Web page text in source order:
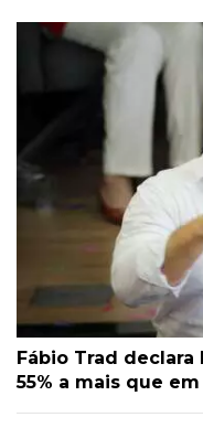
Fábio Trad declara
55% a mais que em